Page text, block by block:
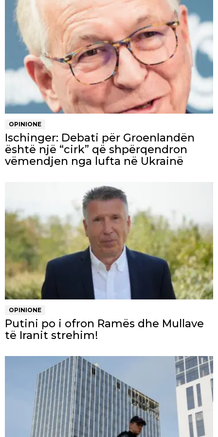
OPINIONE
Ischinger: Debati për Groenlandën
është një “cirk” që shpërqendron
vëmendjen nga lufta në Ukrainë
OPINIONE
Putini po i ofron Ramës dhe Mullave
të Iranit strehim!